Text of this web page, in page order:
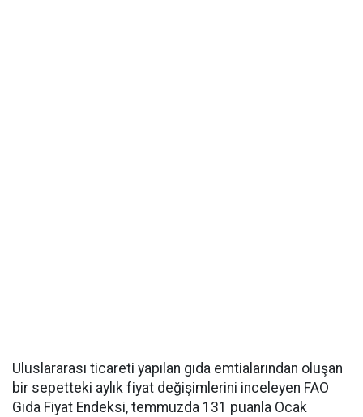
Uluslararası ticareti yapılan gıda emtialarından oluşan
bir sepetteki aylık fiyat değişimlerini inceleyen FAO
Gıda Fiyat Endeksi, temmuzda 131 puanla Ocak